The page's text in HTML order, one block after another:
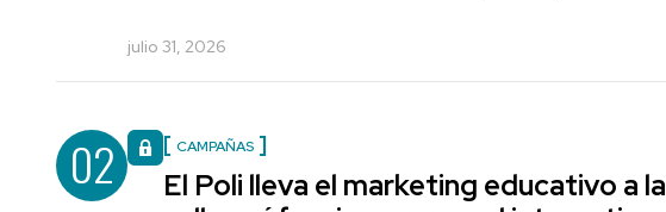
julio 31, 2026
02 CAMPAÑAS
El Poli lleva el marketing educativo a la